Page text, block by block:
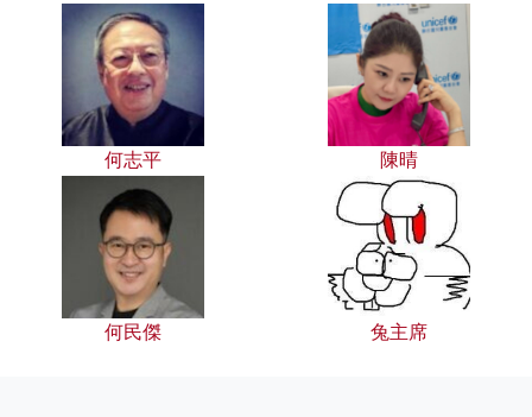
何志平 陳晴
何民傑 兔主席